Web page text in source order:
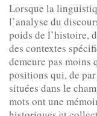
Lorsque la
l’analyse du
poids de l’histoire,
des contextes
demeure pas moins
positions qui, de
situées dans le
mots ont une